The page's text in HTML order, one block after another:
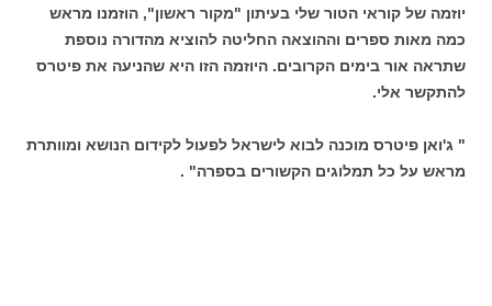
יוזמה של קוראי הטור שלי בעיתון "מקור ראשון", הוזמנו מראש
כמה מאות ספרים וההוצאה החליטה להוציא מהדורה נוספת
שתראה אור בימים הקרובים. היוזמה הזו היא שהניעה את פיטרס
להתקשר אלי.
" ג'ואן פיטרס מוכנה לבוא לישראל לפעול לקידום הנושא ומוותרת
מראש על כל תמלוגים הקשורים בספרה" .